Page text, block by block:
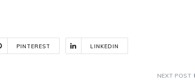
PINTEREST LINKEDIN